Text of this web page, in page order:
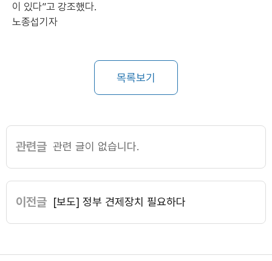
이 있다”고 강조했다.
노종섭기자
목록보기
관련글 관련 글이 없습니다.
이전글 [보도] 정부 견제장치 필요하다